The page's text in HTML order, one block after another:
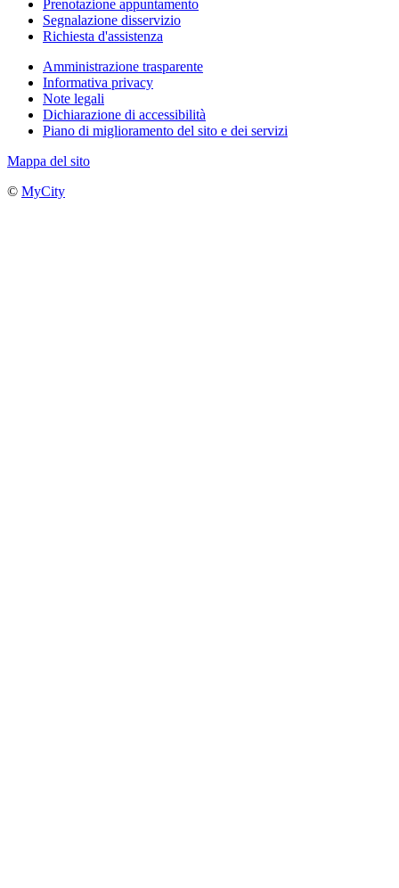
Prenotazione appuntamento
Segnalazione disservizio
Richiesta d'assistenza
Amministrazione trasparente
Informativa privacy
Note legali
Dichiarazione di accessibilità
Piano di miglioramento del sito e dei servizi
Mappa del sito
© MyCity